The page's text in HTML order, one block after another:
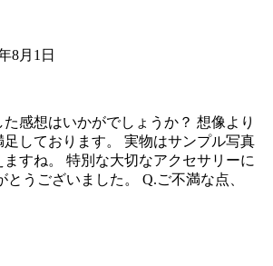
8月1日
感想はいかがでしょうか？ 想像より
足しております。 実物はサンプル写真
すね。 特別な大切なアクセサリーに
とうございました。 Q.ご不満な点、